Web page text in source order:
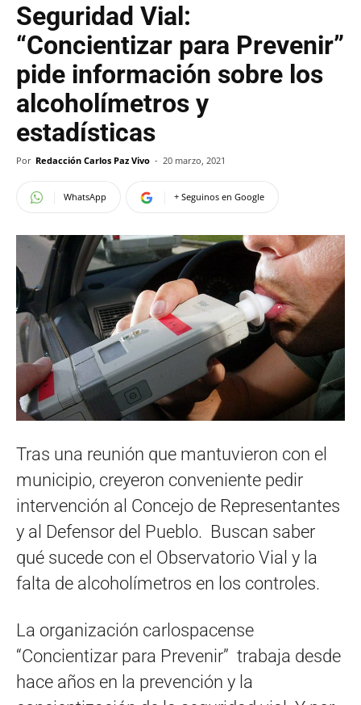
Seguridad Vial:
“Concientizar para Prevenir”
pide información sobre los
alcoholímetros y
estadísticas
Por Redacción Carlos Paz Vivo - 20 marzo, 2021
WhatsApp + Seguinos en Google
Tras una reunión que mantuvieron con el
municipio, creyeron conveniente pedir
intervención al Concejo de Representantes
y al Defensor del Pueblo. Buscan saber
qué sucede con el Observatorio Vial y la
falta de alcoholímetros en los controles.
La organización carlospacense
“Concientizar para Prevenir” trabaja desde
hace años en la prevención y la